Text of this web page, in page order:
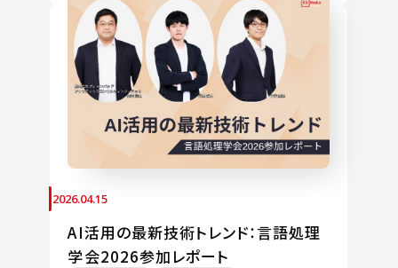
2026.04.15
AI活用の最新技術トレンド：言語処理
学会2026参加レポート